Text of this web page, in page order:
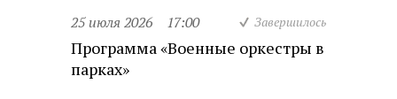
25 июля 2026 17:00 Завершилось
Программа «Военные оркестры в
парках»